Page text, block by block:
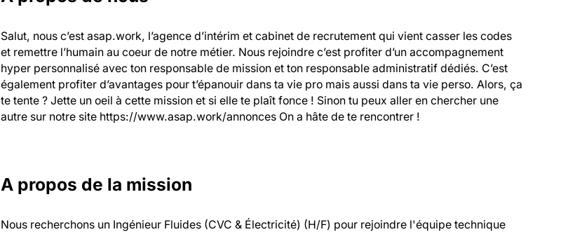
Salut, nous c’est asap.work, l’agence d’intérim et cabinet de recrutement qui vient casser les codes
et remettre l’humain au coeur de notre métier. Nous rejoindre c’est profiter d’un accompagnement
hyper personnalisé avec ton responsable de mission et ton responsable administratif dédiés. C’est
également profiter d’avantages pour t’épanouir dans ta vie pro mais aussi dans ta vie perso. Alors, ça
te tente ? Jette un oeil à cette mission et si elle te plaît fonce ! Sinon tu peux aller en chercher une
autre sur notre site https://www.asap.work/annonces On a hâte de te rencontrer !
A propos de la mission
Nous recherchons un Ingénieur Fluides (CVC & Électricité) (H/F) pour rejoindre l'équipe technique